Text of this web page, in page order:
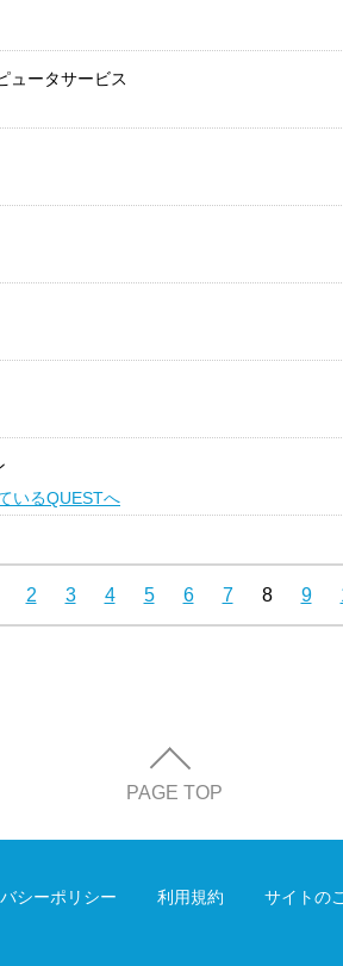
ュータサービス
いるQUESTへ
2 3 4 5 6 7 8 9
PAGE TOP
シーポリシー 利用規約 サイトの